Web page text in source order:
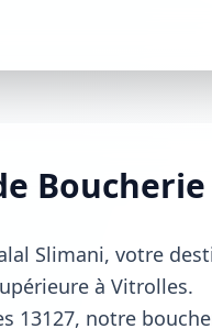
Slimani, votre
à Vitrolles.
13127, notre